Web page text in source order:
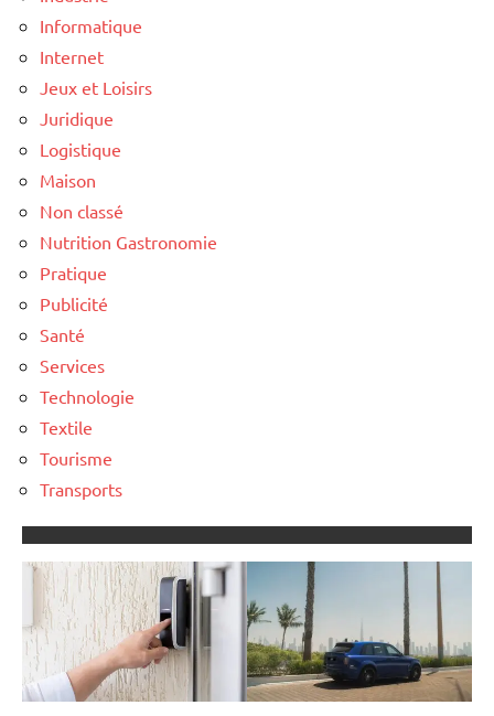
Informatique
Internet
Jeux et Loisirs
Juridique
Logistique
Maison
Non classé
Nutrition Gastronomie
Pratique
Publicité
Santé
Services
Technologie
Textile
Tourisme
Transports